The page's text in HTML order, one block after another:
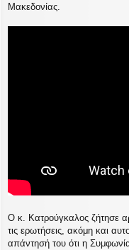
Μακεδονίας.
Ο κ. Κατρούγκαλος ζήτησε
τις ερωτήσεις, ακόμη και
απάντησή του ότι η